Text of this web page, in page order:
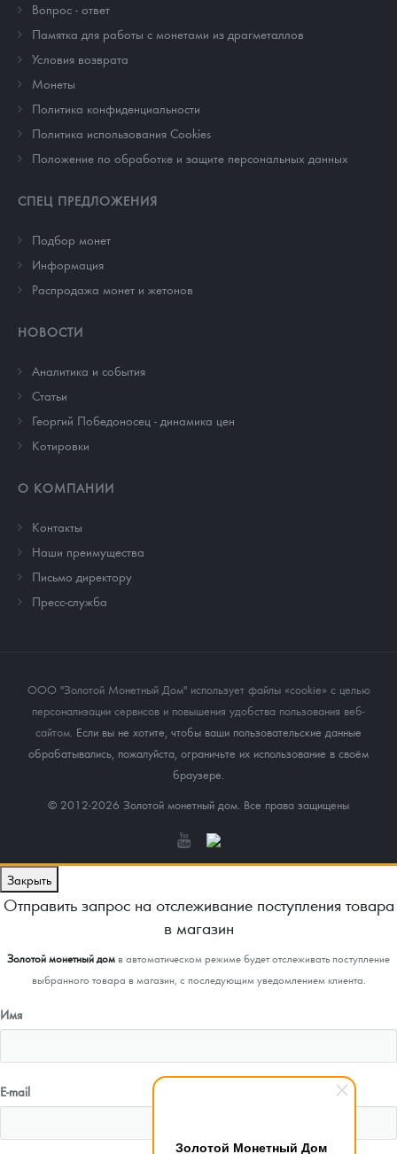
Золотой Монетный Дом
Вопрос - ответ
Памятка для работы с монетами из драгметаллов
Условия возврата
Монеты
Политика конфиденциальности
Политика использования Cookies
Положение по обработке и защите персональных данных
СПЕЦ ПРЕДЛОЖЕНИЯ
Подбор монет
Информация
Распродажа монет и жетонов
НОВОСТИ
Аналитика и события
Cтатьи
Георгий Победоносец - динамика цен
Котировки
О КОМПАНИИ
Контакты
Наши преимущества
Письмо директору
Пресс-служба
ООО "Золотой Монетный Дом" использует файлы «cookie» с целью
персонализации сервисов и повышения удобства пользования веб-
сайтом. Если вы не хотите, чтобы ваши пользовательские данные
обрабатывались, пожалуйста, ограничьте их использование в своём
браузере.
© 2012-2026 Золотой монетный дом. Все права защищены
Закрыть
Отправить запрос на отслеживание поступления товара
в магазин
Золотой монетный домв автоматическом режиме будет отслеживать поступление
выбранного товара в магазин, с последующим уведомлением клиента.
Имя
E-mail